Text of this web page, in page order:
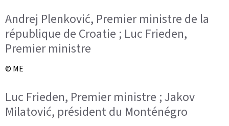
Andrej Plenković, Premier ministre de la
république de Croatie ; Luc Frieden,
Premier ministre
© ME
Luc Frieden, Premier ministre ; Jakov
Milatović, président du Monténégro